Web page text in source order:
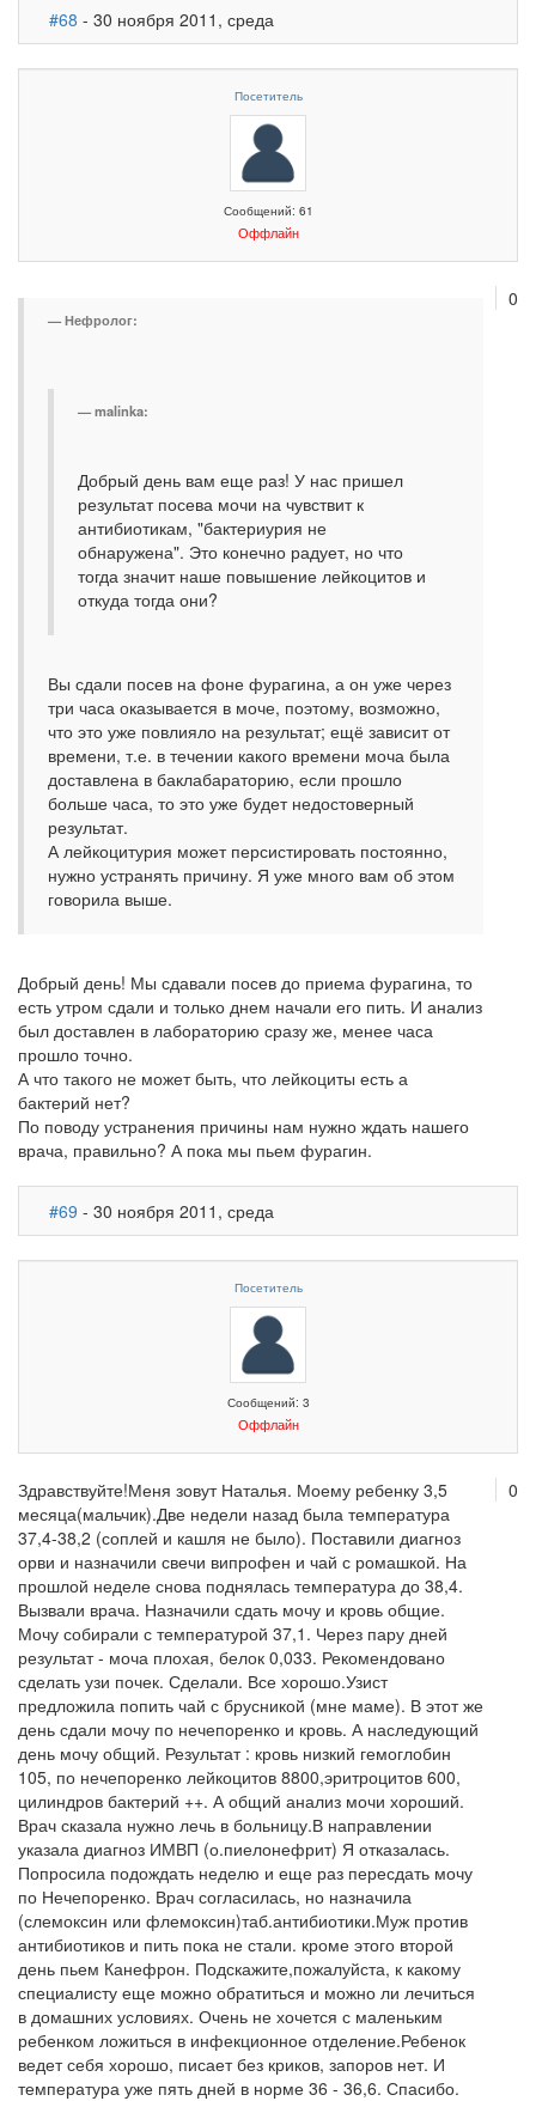
#68 - 30 ноября 2011, среда
Посетитель
Сообщений: 61
Оффлайн
0
Нефролог:
malinka:
Добрый день вам еще раз! У нас пришел
результат посева мочи на чувствит к
антибиотикам, "бактериурия не
обнаружена". Это конечно радует, но что
тогда значит наше повышение лейкоцитов и
откуда тогда они?
Вы сдали посев на фоне фурагина, а он уже через
три часа оказывается в моче, поэтому, возможно,
что это уже повлияло на результат; ещё зависит от
времени, т.е. в течении какого времени моча была
доставлена в баклабараторию, если прошло
больше часа, то это уже будет недостоверный
результат.
А лейкоцитурия может персистировать постоянно,
нужно устранять причину. Я уже много вам об этом
говорила выше.
Добрый день! Мы сдавали посев до приема фурагина, то
есть утром сдали и только днем начали его пить. И анализ
был доставлен в лабораторию сразу же, менее часа
прошло точно.
А что такого не может быть, что лейкоциты есть а
бактерий нет?
По поводу устранения причины нам нужно ждать нашего
врача, правильно? А пока мы пьем фурагин.
#69 - 30 ноября 2011, среда
Посетитель
Сообщений: 3
Оффлайн
0
Здравствуйте!Меня зовут Наталья. Моему ребенку 3,5
месяца(мальчик).Две недели назад была температура
37,4-38,2 (соплей и кашля не было). Поставили диагноз
орви и назначили свечи випрофен и чай с ромашкой. На
прошлой неделе снова поднялась температура до 38,4.
Вызвали врача. Назначили сдать мочу и кровь общие.
Мочу собирали с температурой 37,1. Через пару дней
результат - моча плохая, белок 0,033. Рекомендовано
сделать узи почек. Сделали. Все хорошо.Узист
предложила попить чай с брусникой (мне маме). В этот же
день сдали мочу по нечепоренко и кровь. А наследующий
день мочу общий. Результат : кровь низкий гемоглобин
105, по нечепоренко лейкоцитов 8800,эритроцитов 600,
цилиндров бактерий ++. А общий анализ мочи хороший.
Врач сказала нужно лечь в больницу.В направлении
указала диагноз ИМВП (о.пиелонефрит) Я отказалась.
Попросила подождать неделю и еще раз пересдать мочу
по Нечепоренко. Врач согласилась, но назначила
(слемоксин или флемоксин)таб.антибиотики.Муж против
антибиотиков и пить пока не стали. кроме этого второй
день пьем Канефрон. Подскажите,пожалуйста, к какому
специалисту еще можно обратиться и можно ли лечиться
в домашних условиях. Очень не хочется с маленьким
ребенком ложиться в инфекционное отделение.Ребенок
ведет себя хорошо, писает без криков, запоров нет. И
температура уже пять дней в норме 36 - 36,6. Спасибо.